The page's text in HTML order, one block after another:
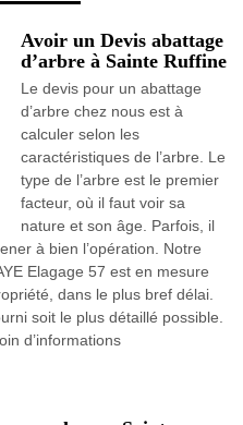
Avoir un Devis abattage
d’arbre à Sainte Ruffine
Le devis pour un abattage
d’arbre chez nous est à
calculer selon les
caractéristiques de l’arbre. Le
type de l’arbre est le premier
facteur, où il faut voir sa
nature et son âge. Parfois, il
à bien l’opération. Notre
Elagage 57 est en mesure
dans le plus bref délai.
soit le plus détaillé possible.
d’informations